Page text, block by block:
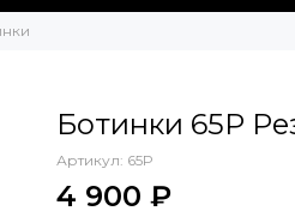
Ботинки 65Р
Артикул: 65Р
4 900 ₽